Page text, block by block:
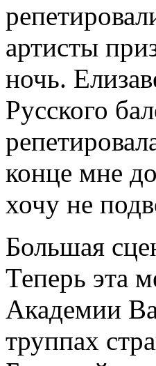
артисты
ночь.
Русского
конце мне
хочу не
Большая
Теперь эта
Академии
труппах